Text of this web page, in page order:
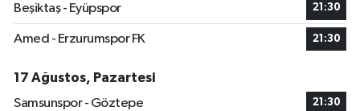
Beşiktaş - Eyüpspor 21:30
Amed - Erzurumspor FK 21:30
17 Ağustos, Pazartesi
Samsunspor - Göztepe
21:30